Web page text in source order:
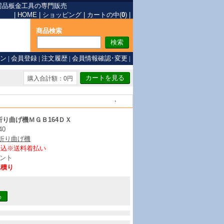
品板金工具の専門販売
HOME ショッピング カートの中(0)
商品検索
| 会員登録 | 注文履歴 | 会員情報確認･変更 |
購入合計額：0円
り曲げ機ＭＧＢ164ＤＸ
り曲げ機
※送料着払い
ト
り